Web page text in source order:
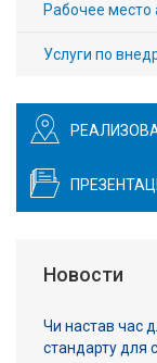
Вход/
Тех.
Рабочее место
Услуги по
Новости
Чи настав час
стандарту для